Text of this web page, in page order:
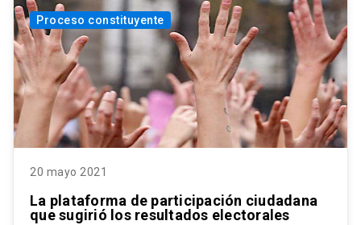
Proceso constituyente
20 mayo 2021
La plataforma de participación ciudadana
que sugirió los resultados electorales